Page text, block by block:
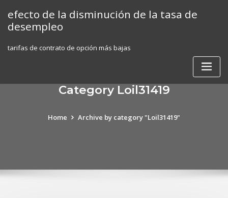
content
efecto de la disminución de la tasa de
desempleo
tarifas de contrato de opción más bajas
Category Loil31419
Home Archive by category "Loil31419"